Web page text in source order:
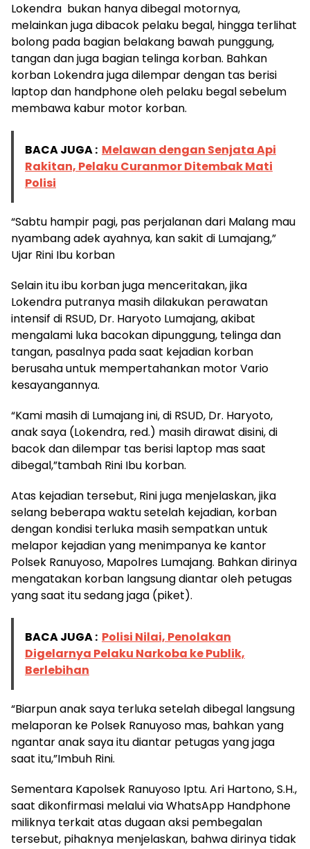
Lokendra bukan hanya dibegal motornya,
melainkan juga dibacok pelaku begal, hingga terlihat
bolong pada bagian belakang bawah punggung,
tangan dan juga bagian telinga korban. Bahkan
korban Lokendra juga dilempar dengan tas berisi
laptop dan handphone oleh pelaku begal sebelum
membawa kabur motor korban.
BACA JUGA : Melawan dengan Senjata Api
Rakitan, Pelaku Curanmor Ditembak Mati
Polisi
“Sabtu hampir pagi, pas perjalanan dari Malang mau
nyambang adek ayahnya, kan sakit di Lumajang,”
Ujar Rini Ibu korban
Selain itu ibu korban juga menceritakan, jika
Lokendra putranya masih dilakukan perawatan
intensif di RSUD, Dr. Haryoto Lumajang, akibat
mengalami luka bacokan dipunggung, telinga dan
tangan, pasalnya pada saat kejadian korban
berusaha untuk mempertahankan motor Vario
kesayangannya.
“Kami masih di Lumajang ini, di RSUD, Dr. Haryoto,
anak saya (Lokendra, red.) masih dirawat disini, di
bacok dan dilempar tas berisi laptop mas saat
dibegal,”tambah Rini Ibu korban.
Atas kejadian tersebut, Rini juga menjelaskan, jika
selang beberapa waktu setelah kejadian, korban
dengan kondisi terluka masih sempatkan untuk
melapor kejadian yang menimpanya ke kantor
Polsek Ranuyoso, Mapolres Lumajang. Bahkan dirinya
mengatakan korban langsung diantar oleh petugas
yang saat itu sedang jaga (piket).
BACA JUGA : Polisi Nilai, Penolakan
Digelarnya Pelaku Narkoba ke Publik,
Berlebihan
“Biarpun anak saya terluka setelah dibegal langsung
melaporan ke Polsek Ranuyoso mas, bahkan yang
ngantar anak saya itu diantar petugas yang jaga
saat itu,”Imbuh Rini.
Sementara Kapolsek Ranuyoso Iptu. Ari Hartono, S.H.,
saat dikonfirmasi melalui via WhatsApp Handphone
miliknya terkait atas dugaan aksi pembegalan
tersebut, pihaknya menjelaskan, bahwa dirinya tidak